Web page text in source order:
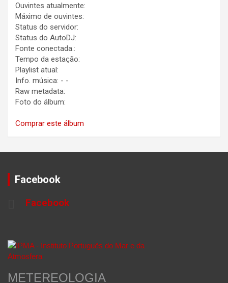
Ouvintes atualmente:
Máximo de ouvintes:
Status do servidor:
Status do AutoDJ:
Fonte conectada.:
Tempo da estação:
Playlist atual:
Info. música: - -
Raw metadata:
Foto do álbum:
Comprar este álbum
Facebook
Facebook
METEREOLOGIA